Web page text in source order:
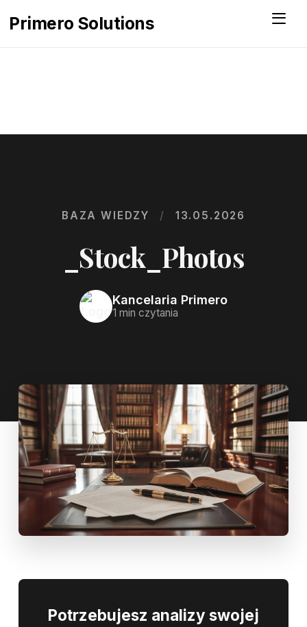
Primero Solutions Menu
BAZA WIEDZY / 13.05.2026
_Stock_Photos
Kancelaria Primero
1 min czytania
Potrzebujesz analizy swojej